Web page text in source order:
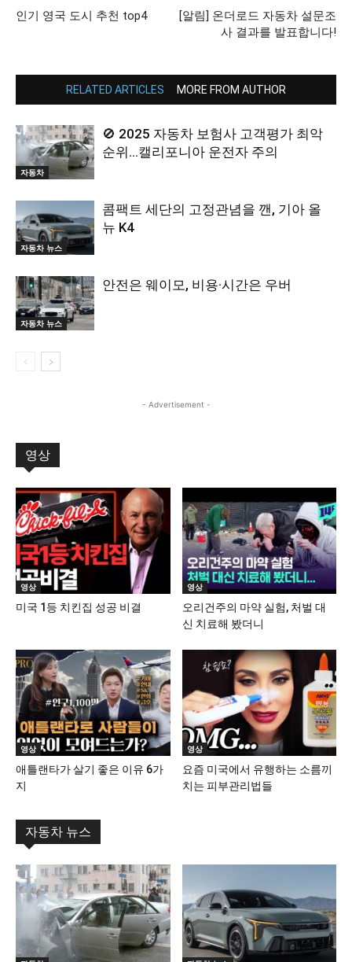
인기 영국 도시 추천 top4
[알림] 온더로드 자동차 설문조
사 결과를 발표합니다!
RELATED ARTICLES MORE FROM AUTHOR
자동차
🚫 2025 자동차 보험사 고객평가 최악
순위…캘리포니아 운전자 주의
자동차 뉴스
콤팩트 세단의 고정관념을 깬, 기아 올
뉴 K4
자동차 뉴스
안전은 웨이모, 비용·시간은 우버
- Advertisement -
영상
영상
미국 1등 치킨집 성공 비결
영상
오리건주의 마약 실험, 처벌 대
신 치료해 봤더니
영상
애틀랜타가 살기 좋은 이유 6가
지
영상
요즘 미국에서 유행하는 소름끼
치는 피부관리법들
자동차 뉴스